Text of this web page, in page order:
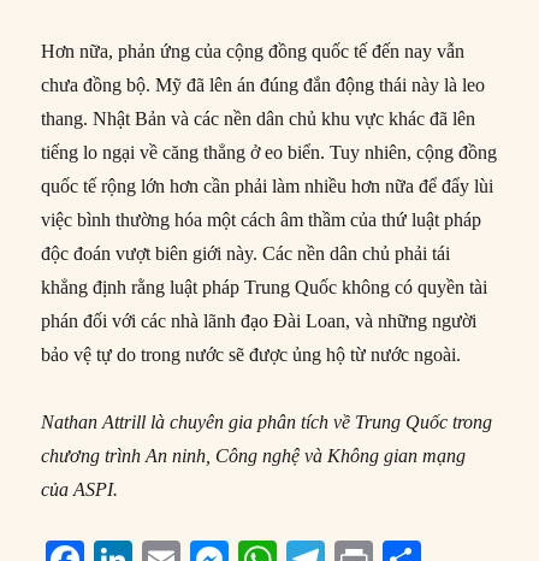
Hơn nữa, phản ứng của cộng đồng quốc tế đến nay vẫn
chưa đồng bộ. Mỹ đã lên án đúng đắn động thái này là leo
thang. Nhật Bản và các nền dân chủ khu vực khác đã lên
tiếng lo ngại về căng thẳng ở eo biển. Tuy nhiên, cộng đồng
quốc tế rộng lớn hơn cần phải làm nhiều hơn nữa để đẩy lùi
việc bình thường hóa một cách âm thầm của thứ luật pháp
độc đoán vượt biên giới này. Các nền dân chủ phải tái
khẳng định rằng luật pháp Trung Quốc không có quyền tài
phán đối với các nhà lãnh đạo Đài Loan, và những người
bảo vệ tự do trong nước sẽ được ủng hộ từ nước ngoài.
Nathan Attrill là chuyên gia phân tích về Trung Quốc trong
chương trình An ninh, Công nghệ và Không gian mạng
của ASPI.